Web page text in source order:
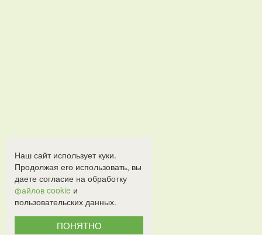
Наш сайт использует куки.
Продолжая его использовать, вы
даете согласие на обработку
файлов cookie и
пользовательских данных.
ПОНЯТНО